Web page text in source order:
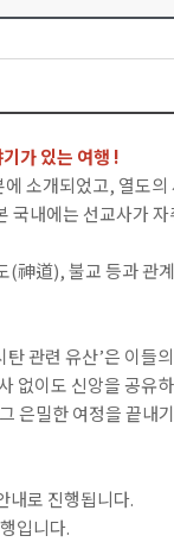
가 있는 여행 !
소개되었고, 열도
국내에는 선교사가
道), 불교 등과 관
관련 유산’은 이들
없이도 신앙을 공유
은밀한 여정을 끝내
내로 진행됩니다.
입니다.